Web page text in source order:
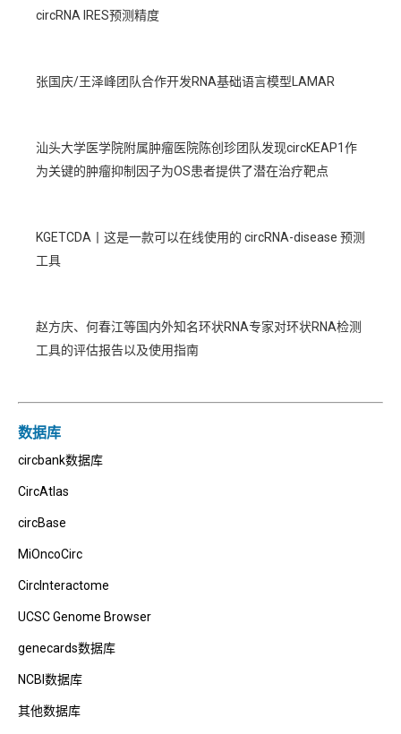
circRNA IRES预测精度
张国庆/王泽峰团队合作开发RNA基础语言模型LAMAR
汕头大学医学院附属肿瘤医院陈创珍团队发现circKEAP1作
为关键的肿瘤抑制因子为OS患者提供了潜在治疗靶点
KGETCDA丨这是一款可以在线使用的 circRNA-disease 预测
工具
赵方庆、何春江等国内外知名环状RNA专家对环状RNA检测
工具的评估报告以及使用指南
数据库
circbank数据库
CircAtlas
circBase
MiOncoCirc
CircInteractome
UCSC Genome Browser
genecards数据库
NCBI数据库
其他数据库